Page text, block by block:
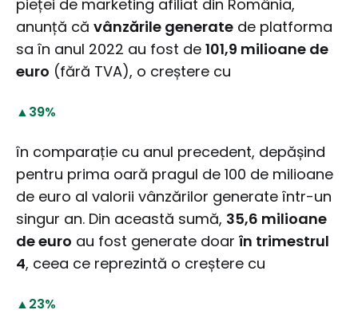
pieței de marketing afiliat din România,
anunță că vânzările generate de platforma
sa în anul 2022 au fost de 101,9 milioane de
euro (fără TVA), o creștere cu
▲39%
în comparație cu anul precedent, depășind
pentru prima oară pragul de 100 de milioane
de euro al valorii vânzărilor generate într-un
singur an. Din această sumă, 35,6 milioane
de euro au fost generate doar în trimestrul
4, ceea ce reprezintă o creștere cu
▲23%